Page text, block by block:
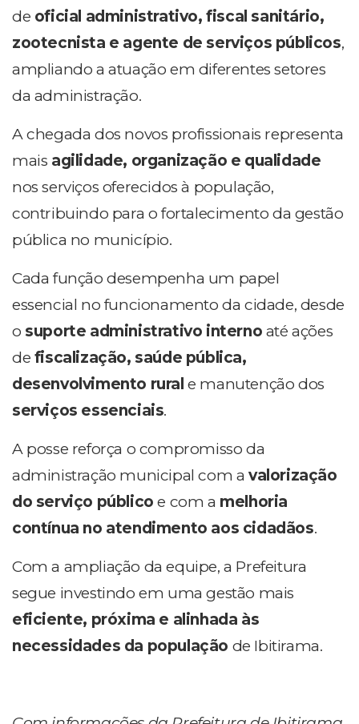
de oficial administrativo, fiscal sanitário,
zootecnista e agente de serviços públicos,
ampliando a atuação em diferentes setores
da administração.
A chegada dos novos profissionais representa
mais agilidade, organização e qualidade
nos serviços oferecidos à população,
contribuindo para o fortalecimento da gestão
pública no município.
Cada função desempenha um papel
essencial no funcionamento da cidade, desde
o suporte administrativo interno até ações
de fiscalização, saúde pública,
desenvolvimento rural e manutenção dos
serviços essenciais.
A posse reforça o compromisso da
administração municipal com avalorização
do serviço público e com a melhoria
contínua no atendimento aos cidadãos.
Com a ampliação da equipe, a Prefeitura
segue investindo em uma gestão mais
eficiente, próxima e alinhada às
necessidades da população de Ibitirama.